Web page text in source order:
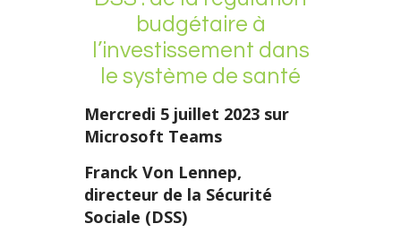
budgétaire à
l’investissement dans
le système de santé
Mercredi 5 juillet 2023 sur
Microsoft Teams
Franck Von Lennep,
directeur de la Sécurité
Sociale (DSS)